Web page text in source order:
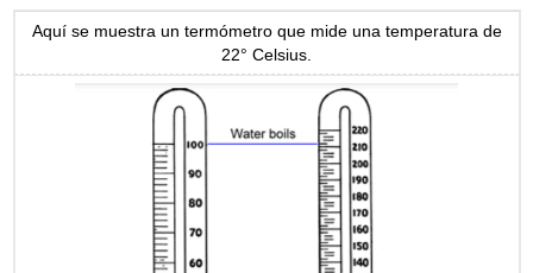
Aquí se muestra un termómetro que mide una temperatura de
22° Celsius.